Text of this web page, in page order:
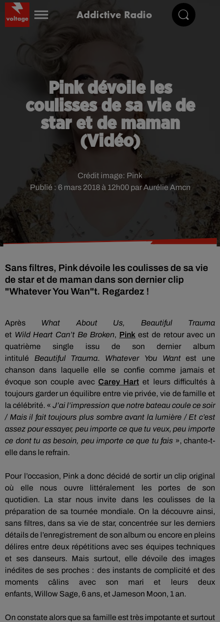
Addictive Radio
Pink dévoile les
coulisses de sa vie de
star et de maman
(Vidéo)
Publié : 6 mars 2018 à 12h00 par Aurélie Amcn
Crédit image: Pink
Sans filtres, Pink dévoile les coulisses de sa vie
de star et de maman dans son dernier clip
"Whatever You Wan"t. Regardez !
Après What About Us, BeautifulTrauma
et Wild Heart Can’t Be Broken, Pink est de retour avec un
quatrième single issu de son dernier album
intitulé
BeautifulTrauma. Whatever You Wantest une
chanson dans laquelle elle se confie comme jamais et
évoque son couple avec Carey Hart et leurs difficultés à
toujours garder un équilibre entre vie privée, vie de famille et
la célébrité. «J’ai l’impression que notre bateau coule ce soir
/ Maisil fait toujours plus sombreavant la lumière / Et c’est
assez pour essayer, peu importe ce que tu veux, peu importe
ce dont tu as besoin, peu importe ce que tu fais », chante-t-
elle dans le refrain.
Pour l’occasion, Pink a donc décidé de sortir un clip original
où elle nous ouvre littéralement les portes de son
quotidien.
La star nous invite dans les coulisses de la
préparation de sa tournée mondiale. On la découvre ainsi,
sans filtres, dans sa vie de star, concentrée sur les derniers
détails de l’enregistrement de son album ou encore en pleins
délires entre deux répétitions avec ses équipes techniques
et ses danseurs.
Mais surtout, elle dévoile des images
inédites de ses proches : des instants de complicité et des
moments câlins avec son mari et leurs deux
enfants, Willow Sage, 6 ans, et Jameson Moon, 1 an.
On constate alors que sa famille est très impotante et surtout